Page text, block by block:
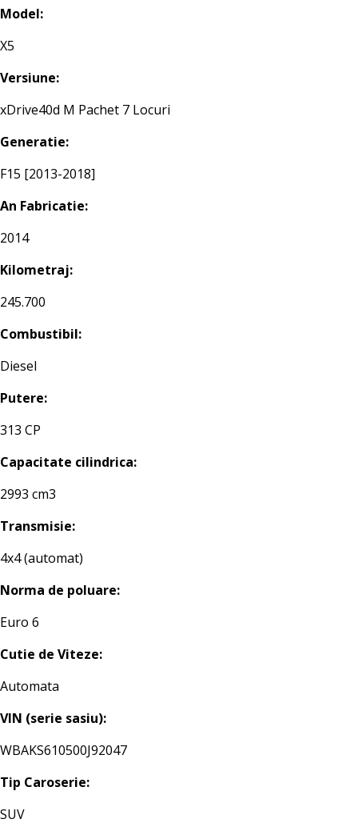
Model:
X5
Versiune:
xDrive40d M Pachet 7 Locuri
Generatie:
F15 [2013-2018]
An Fabricatie:
2014
Kilometraj:
245.700
Combustibil:
Diesel
Putere:
313 CP
Capacitate cilindrica:
2993 cm3
Transmisie:
4x4 (automat)
Norma de poluare:
Euro 6
Cutie de Viteze:
Automata
VIN (serie sasiu):
WBAKS610500J92047
Tip Caroserie:
SUV